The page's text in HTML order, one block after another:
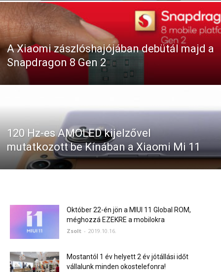
A Xiaomi zászlóshajójában debütál majd a
Snapdragon 8 Gen 2
120 Hz-es AMOLED kijelzővel
mutatkozott be Kínában a Xiaomi Mi 11
Október 22-én jön a MIUI 11 Global ROM,
méghozzá EZEKRE a mobilokra
Zsolt - 2019.10.16.
Mostantól 1 év helyett 2 év jótállási időt
vállalunk minden okostelefonra!